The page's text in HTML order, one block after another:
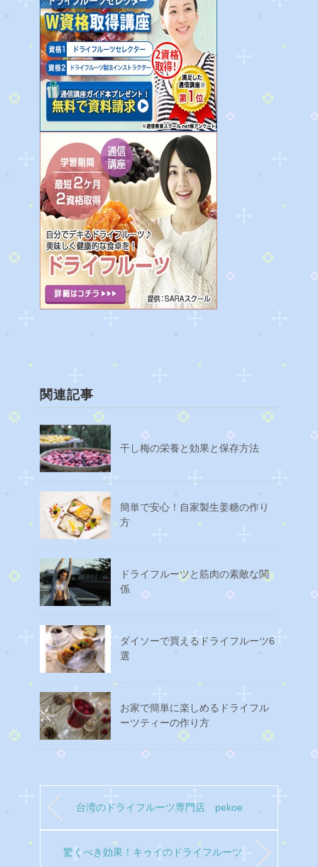
関連記事
干し梅の栄養と効果と保存方法
簡単で安心！自家製生姜糖の作り
方
ドライフルーツと筋肉の素敵な関
係
ダイソーで買えるドライフルーツ6
選
お家で簡単に楽しめるドライフル
ーツティーの作り方
台湾のドライフルーツ専門店 pekoe
驚くべき効果！キゥイのドライフルーツ